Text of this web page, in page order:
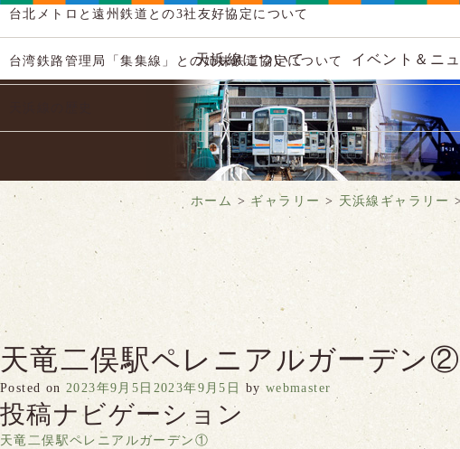
天浜線について イベント＆ニ
ホーム > ギャラリー > 天浜線ギャラリー
天竜二俣駅ペレニアルガーデン②
Posted on2023年9月5日 2023年9月5日 by webmaster
投稿ナビゲーション
天竜二俣駅ペレニアルガーデン①
台北メトロと遠州鉄道との3社友好協定について
台湾鉄路管理局「集集線」との姉妹鉄道協定について